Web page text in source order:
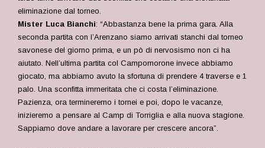
eliminazione dal torneo.
Mister Luca Bianchi: “Abbastanza bene la prima gara. Alla
seconda partita con l’Arenzano siamo arrivati stanchi dal torneo
savonese del giorno prima, e un pò di nervosismo non ci ha
aiutato. Nell’ultima partita col Campomorone invece abbiamo
giocato, ma abbiamo avuto la sfortuna di prendere 4 traverse e 1
palo. Una sconfitta immeritata che ci costa l’eliminazione.
Pazienza, ora termineremo i tornei e poi, dopo le vacanze,
inizieremo a pensare al Camp di Torriglia e alla nuova stagione.
Sappiamo dove andare a lavorare per crescere ancora”.